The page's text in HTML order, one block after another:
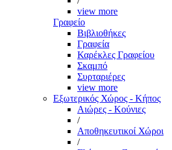
view more
Γραφείο
Βιβλιοθήκες
Γραφεία
Καρέκλες Γραφείου
Σκαμπό
Συρταριέρες
view more
Εξωτερικός Χώρος - Κήπος
Αιώρες - Κούνιες
/
Αποθηκευτικοί Χώροι
/